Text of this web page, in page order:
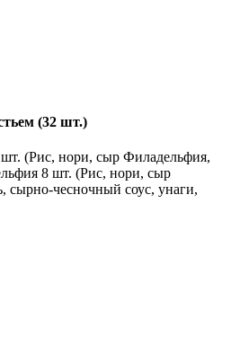
(32 шт.)
(Рис, нори, сыр Филадельфия,
8 шт. (Рис, нори, сыр
сырно-чесночный соус, унаги,